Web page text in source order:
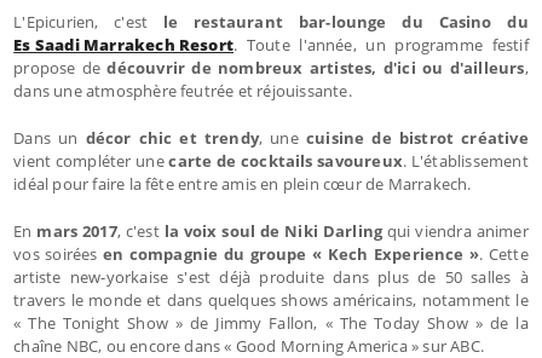
L'Epicurien, c'est le restaurant bar-lounge du Casino du
Es Saadi Marrakech Resort. Toute l'année, un programme festif
propose dedécouvrir de nombreux artistes, d'ici ou d'ailleurs,
dans une atmosphère feutrée et réjouissante.
Dans un décor chic et trendy, une cuisine de bistrot créative
vient compléter unecarte de cocktails savoureux. L'établissement
idéal pour faire la fête entre amis en plein cœur de Marrakech.
En mars 2017, c'est la voix soul de Niki Darlingqui viendra animer
vos soirées en compagnie du groupe « Kech Experience ». Cette
artiste new-yorkaise s'est déjà produite dans plus de 50 salles à
travers le monde et dans quelques shows américains, notamment le
« The Tonight Show » de Jimmy Fallon, « The Today Show » de la
chaîne NBC, ou encore dans « Good Morning America » sur ABC.